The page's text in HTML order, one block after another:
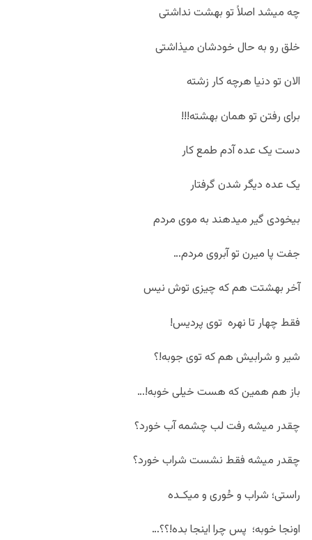
چه میشد اصلاً تو بهشت نداشتی
خلق رو به حال خودشان میذاشتی
الان تو دنیا هرچه کار زشته
برای رفتن تو همان بهشته!!!
دست یک عده آدم طمع کار
یک عده دیگر شدن گرفتار
بیخودی گیر میدهند به موی مردم
جفت پا میرن تو آبروی مردم…
آخر بهشتت هم که چیزی توش نیس
فقط چهار تا نهره توی پردیس!
شیر و شرابیش هم که توی جوبه!؟
باز هم همین که هست خیلی خوبه!…
چقدر میشه رفت لب چشمه آب خورد؟
چقدر میشه فقط نشست شراب خورد؟
راستی؛ شراب و حُوری و میکـده
اونجا خوبه؛ پس چرا اینجا بده!؟؟…